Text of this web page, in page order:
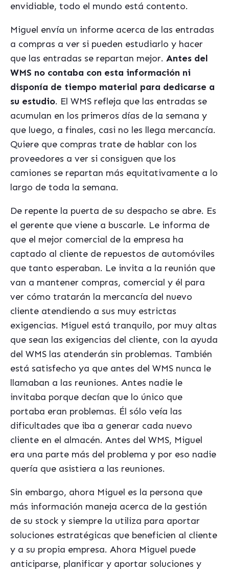
envidiable, todo el mundo está contento.
Miguel envía un informe acerca de las entradas
a compras a ver si pueden estudiarlo y hacer
que las entradas se repartan mejor. Antes del
WMS no contaba con esta información ni
disponía de tiempo material para dedicarse a
su estudio. El WMS refleja que las entradas se
acumulan en los primeros días de la semana y
que luego, a finales, casi no les llega mercancía.
Quiere que compras trate de hablar con los
proveedores a ver si consiguen que los
camiones se repartan más equitativamente a lo
largo de toda la semana.
De repente la puerta de su despacho se abre. Es
el gerente que viene a buscarle. Le informa de
que el mejor comercial de la empresa ha
captado al cliente de repuestos de automóviles
que tanto esperaban. Le invita a la reunión que
van a mantener compras, comercial y él para
ver cómo tratarán la mercancía del nuevo
cliente atendiendo a sus muy estrictas
exigencias. Miguel está tranquilo, por muy altas
que sean las exigencias del cliente, con la ayuda
del WMS las atenderán sin problemas. También
está satisfecho ya que antes del WMS nunca le
llamaban a las reuniones. Antes nadie le
invitaba porque decían que lo único que
portaba eran problemas. Él sólo veía las
dificultades que iba a generar cada nuevo
cliente en el almacén. Antes del WMS, Miguel
era una parte más del problema y por eso nadie
quería que asistiera a las reuniones.
Sin embargo, ahora Miguel es la persona que
más información maneja acerca de la gestión
de su stock y siempre la utiliza para aportar
soluciones estratégicas que beneficien al cliente
y a su propia empresa. Ahora Miguel puede
anticiparse, planificar y aportar soluciones y